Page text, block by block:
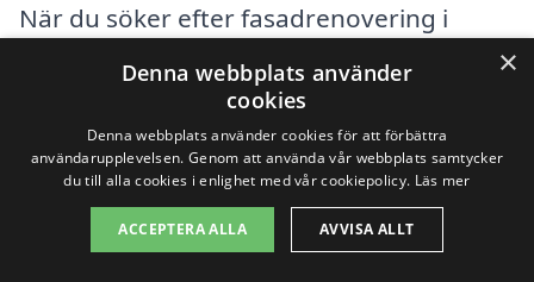
När du söker efter fasadrenovering i
Onslunda är det klokt att begära flera
offerter från olika företag. Detta gör att
du kan jämföra priser och få en bättre
förståelse för vad som ingår i varje offert.
Genom att använda en plattform som
×
Denna webbplats använder
cookies
Denna webbplats använder cookies för att förbättra
användarupplevelsen. Genom att använda vår webbplats samtycker
du till alla cookies i enlighet med vår cookiepolicy. Läs mer
ACCEPTERA ALLA AVVISA ALLT